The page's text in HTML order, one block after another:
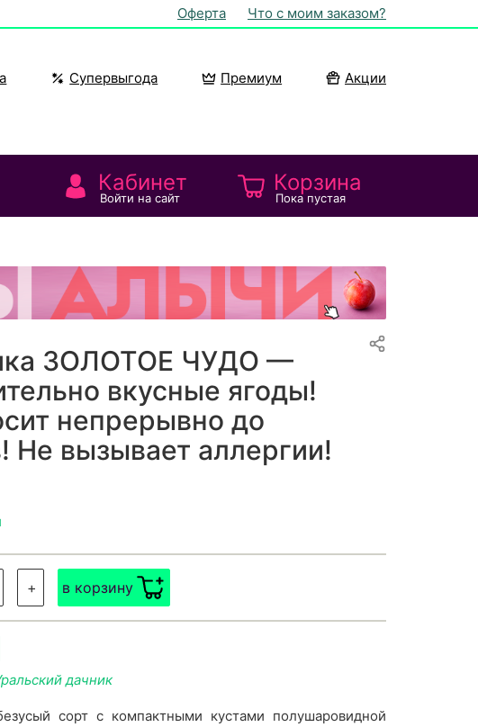
Оферта Что с моим заказом?
Супервыгода Премиум
Акции
Кабинет
Войти на сайт
Корзина
Пока пустая
ЗОЛОТОЕ ЧУДО —
вкусные ягоды!
непрерывно до
Не вызывает аллергии!
+ в корзину
дачник
сорт с компактными кустами полушаровидной